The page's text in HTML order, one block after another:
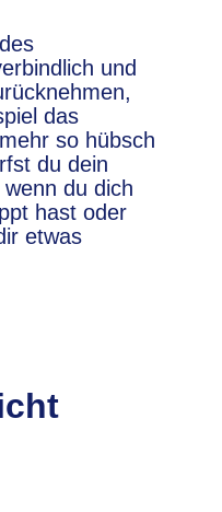
und
das
so hübsch
du dein
du dich
hast oder
etwas